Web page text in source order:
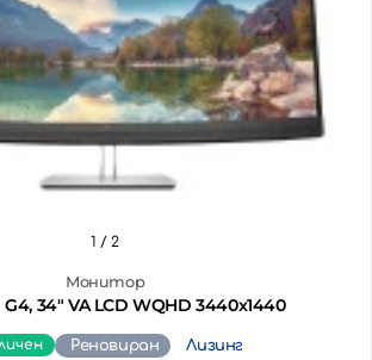
Монитор
G4, 34" VA LCD WQHD 3440x1440
1 / 2
Реновиран Лизинг